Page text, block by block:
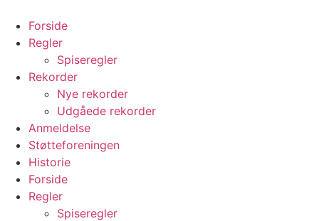
indhold
Forside
Regler
Spiseregler
Rekorder
Nye rekorder
Udgåede rekorder
Anmeldelse
Støtteforeningen
Historie
Forside
Regler
Spiseregler